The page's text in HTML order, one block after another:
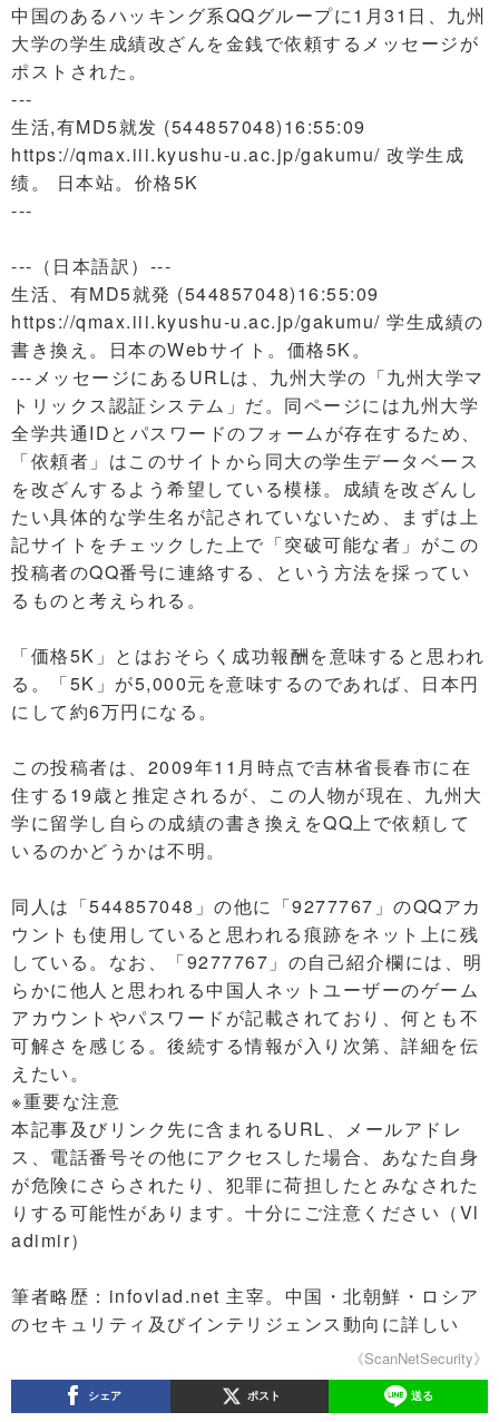
中国のあるハッキング系QQグループに1月31日、九州
大学の学生成績改ざんを金銭で依頼するメッセージが
ポストされた。
---
生活,有MD5就发 (544857048)16:55:09
https://qmax.iii.kyushu-u.ac.jp/gakumu/ 改学生成
绩。 日本站。价格5K
---
---（日本語訳）---
生活、有MD5就発 (544857048)16:55:09
https://qmax.iii.kyushu-u.ac.jp/gakumu/ 学生成績の
書き換え。日本のWebサイト。価格5K。
---メッセージにあるURLは、九州大学の「九州大学マ
トリックス認証システム」だ。同ページには九州大学
全学共通IDとパスワードのフォームが存在するため、
「依頼者」はこのサイトから同大の学生データベース
を改ざんするよう希望している模様。成績を改ざんし
たい具体的な学生名が記されていないため、まずは上
記サイトをチェックした上で「突破可能な者」がこの
投稿者のQQ番号に連絡する、という方法を採ってい
るものと考えられる。
「価格5K」とはおそらく成功報酬を意味すると思われ
る。「5K」が5,000元を意味するのであれば、日本円
にして約6万円になる。
この投稿者は、2009年11月時点で吉林省長春市に在
住する19歳と推定されるが、この人物が現在、九州大
学に留学し自らの成績の書き換えをQQ上で依頼して
いるのかどうかは不明。
同人は「544857048」の他に「9277767」のQQアカ
ウントも使用していると思われる痕跡をネット上に残
している。なお、「9277767」の自己紹介欄には、明
らかに他人と思われる中国人ネットユーザーのゲーム
アカウントやパスワードが記載されており、何とも不
可解さを感じる。後続する情報が入り次第、詳細を伝
えたい。
※重要な注意
本記事及びリンク先に含まれるURL、メールアドレ
ス、電話番号その他にアクセスした場合、あなた自身
が危険にさらされたり、犯罪に荷担したとみなされた
りする可能性があります。十分にご注意ください（Vl
adimir）
筆者略歴：infovlad.net 主宰。中国・北朝鮮・ロシア
のセキュリティ及びインテリジェンス動向に詳しい
《ScanNetSecurity》
シェア ポスト 送る